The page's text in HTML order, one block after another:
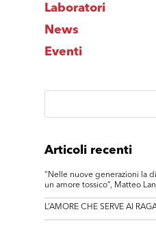
Laboratori
News
Eventi
Articoli recenti
“Nelle nuove generazioni la
un amore tossico”, Matteo
L’AMORE CHE SERVE AI